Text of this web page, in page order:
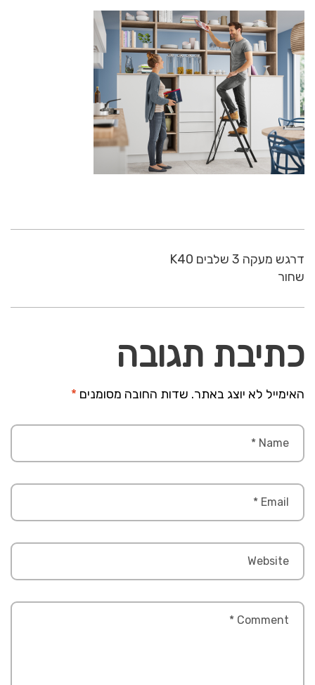
דרגש מעקה 3 שלבים K40
שחור
כתיבת תגובה
האימייל לא יוצג באתר. שדות החובה מסומנים *